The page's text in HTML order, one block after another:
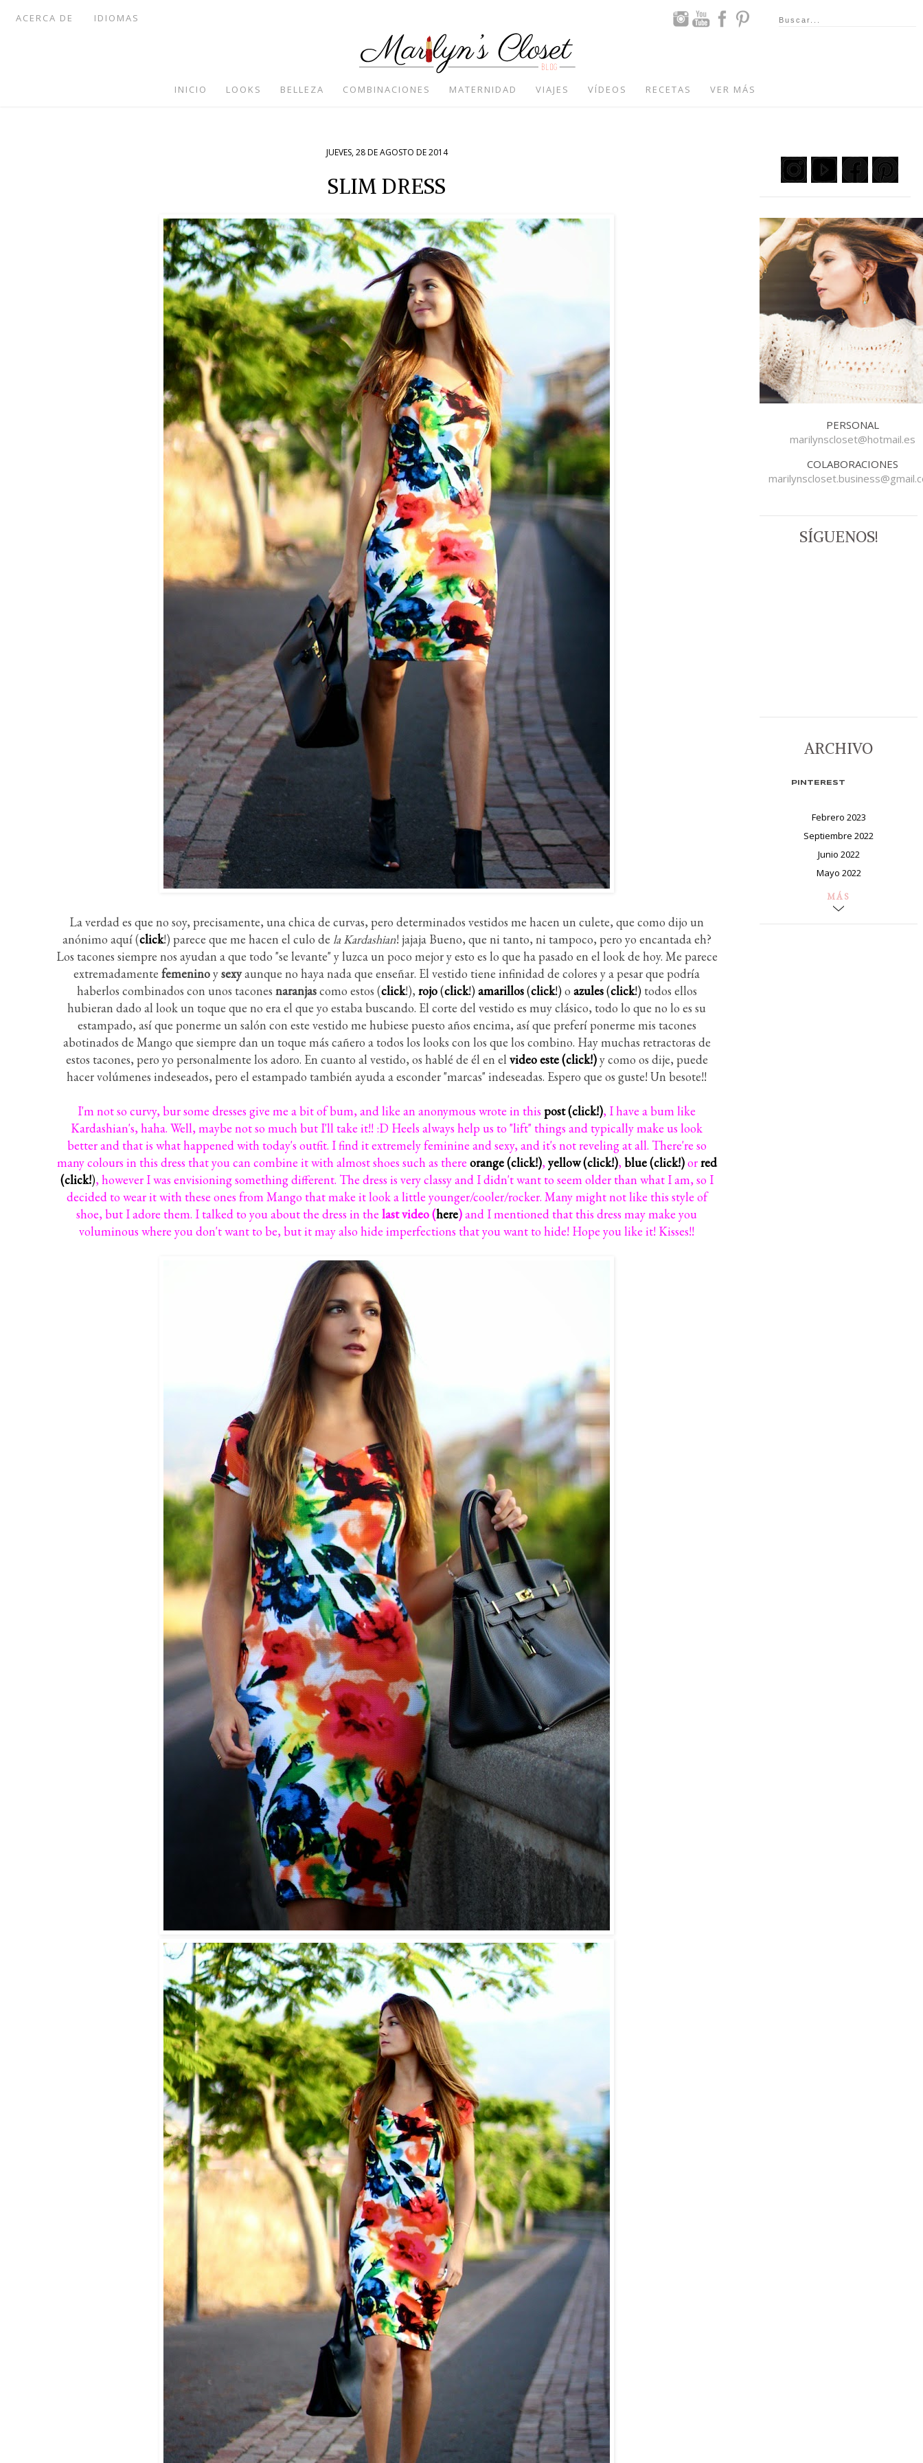
ACERCA DE IDIOMAS
INICIO LOOKS BELLEZA COMBINACIONES MATERNIDAD VIAJES VÍDEOS RECETAS VER MÁS
JUEVES, 28 DE AGOSTO DE 2014
SLIM DRESS
La verdad es que no soy, precisamente, una chica de curvas, pero determinados vestidos me hacen un culete, que como dijo un
anónimo aquí (click!) parece que me hacen el culo de la Kardashian! jajaja Bueno, que ni tanto, ni tampoco, pero yo encantada eh?
Los tacones siempre nos ayudan a que todo "se levante" y luzca un poco mejor y esto es lo que ha pasado en el look de hoy. Me parece
extremadamentefemeninoysexyaunque no haya nada que enseñar. El vestido tiene infinidad de colores y a pesar que podría
haberlos combinados con unos tacones naranjascomo estos (click!), rojo(click!)amarillos(click!)o azules(click!)todos ellos
hubieran dado al look un toque que no era el que yo estaba buscando. El corte del vestido es muy clásico, todo lo que no lo es su
estampado, así que ponerme un salón con este vestido me hubiese puesto años encima, así que preferí ponerme mis tacones
abotinados de Mango que siempre dan un toque más cañero a todos los looks con los que los combino. Hay muchas retractoras de
estos tacones, pero yo personalmente los adoro. En cuanto al vestido, os hablé de él en el video este (click!)y como os dije, puede
hacer volúmenes indeseados, pero el estampado también ayuda a esconder "marcas" indeseadas. Espero que os guste! Un besote!!
I'm not so curvy, bur some dresses give me a bit of bum, and like an anonymous wrote in this post (click!), I have a bum like
Kardashian's, haha. Well, maybe not so much but I'll take it!! :D Heels always help us to "lift" things and typically make us look
better and that is what happened with today's outfit. I find it extremely feminine and sexy, and it's not reveling at all. There're so
many colours in this dress that you can combine it with almost shoes such as there orange (click!), yellow (click!), blue (click!)orred
(click!), however I was envisioning something different. The dress is very classy and I didn't want to seem older than what I am, so I
decided to wear it with these ones from Mango that make it look a little younger/cooler/rocker. Many might not like this style of
shoe, but I adore them. I talked to you about the dress in the last video (here)and I mentioned that this dress may make you
voluminous where you don't want to be, but it may also hide imperfections that you want to hide! Hope you like it! Kisses!!
PERSONAL
marilynscloset@hotmail.es
COLABORACIONES
SÍGUENOS!
ARCHIVO
PINTEREST
Febrero 2023
Septiembre 2022
Junio 2022
Mayo 2022
MÁS